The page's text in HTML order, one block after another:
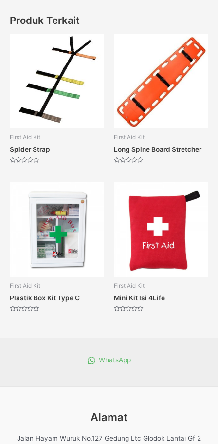
Produk Terkait
First Aid Kit
Spider Strap
First Aid Kit
Long Spine Board Stretcher
First Aid Kit
Plastik Box Kit Type C
First Aid Kit
Mini Kit Isi 4Life
WhatsApp
Alamat
Jalan Hayam Wuruk No.127 Gedung Ltc Glodok Lantai Gf 2